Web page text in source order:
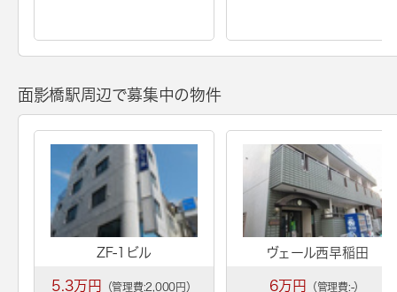
面影橋駅周辺で募集中の物件
ZF-1ビル
5.3万円 （管理費:2,000円）
ヴェール西早稲田
6万円 （管理費:-）